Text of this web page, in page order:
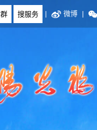
| 微博 |